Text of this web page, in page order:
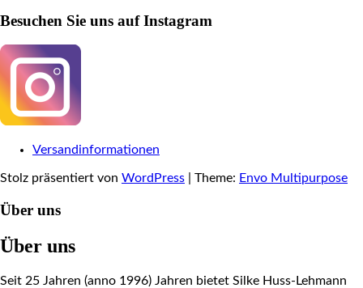
Besuchen Sie uns auf Instagram
Versandinformationen
Stolz präsentiert von WordPress Theme: Envo Multipurpose
Über uns
Über uns
Seit 25 Jahren (anno 1996) Jahren bietet Silke Huss-Lehmann